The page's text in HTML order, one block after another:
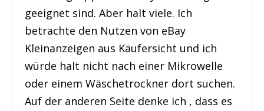
geeignet sind. Aber halt viele. Ich
betrachte den Nutzen von eBay
Kleinanzeigen aus Käufersicht und ich
würde halt nicht nach einer Mikrowelle
oder einem Wäschetrockner dort suchen.
Auf der anderen Seite denke ich , dass es